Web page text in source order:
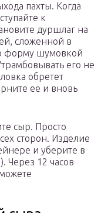
пахты. Когда
к
дуршлаг на
сложенной в
форму шумовкой
его не
обретет
ее и вновь
сыр. Просто
сторон. Изделие
и уберите в
Через 12 часов